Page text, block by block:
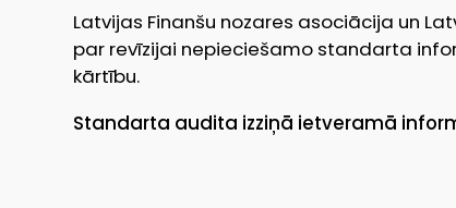
Latvijas Finanšu nozares asociācija un
par revīzijai nepieciešamo standarta
kārtību.
Standarta audita izziņā ietveramā